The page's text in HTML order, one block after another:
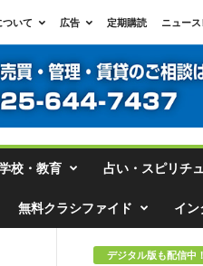
いて 広告 定期購読 ニュー
校・教育 占い・スピリチ
無料クラシファイド イン
デジタル版も配信中！